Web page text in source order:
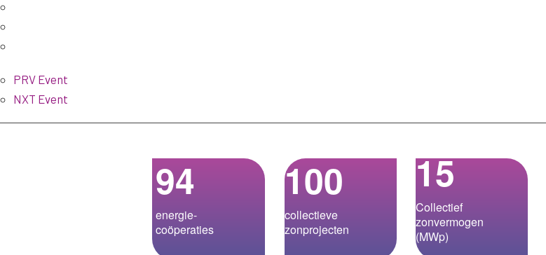
PRV Event
NXT Event
94
energie­-
coöperaties
100
collectieve
zonprojecten
15
Collectief
zonvermogen
(MWp)